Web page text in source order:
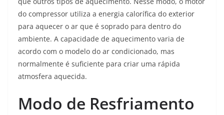
do compressor utiliza a energia calorífica do exterior
para aquecer o ar que é soprado para dentro do
ambiente. A capacidade de aquecimento varia de
acordo com o modelo do ar condicionado, mas
normalmente é suficiente para criar uma rápida
atmosfera aquecida.
Modo de Resfriamento